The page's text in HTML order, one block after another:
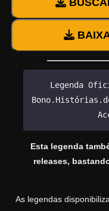
Legenda
Esta legenda
releases,
As legendas